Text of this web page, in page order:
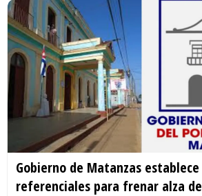
Gobierno de Matanzas
referenciales para frenar alza